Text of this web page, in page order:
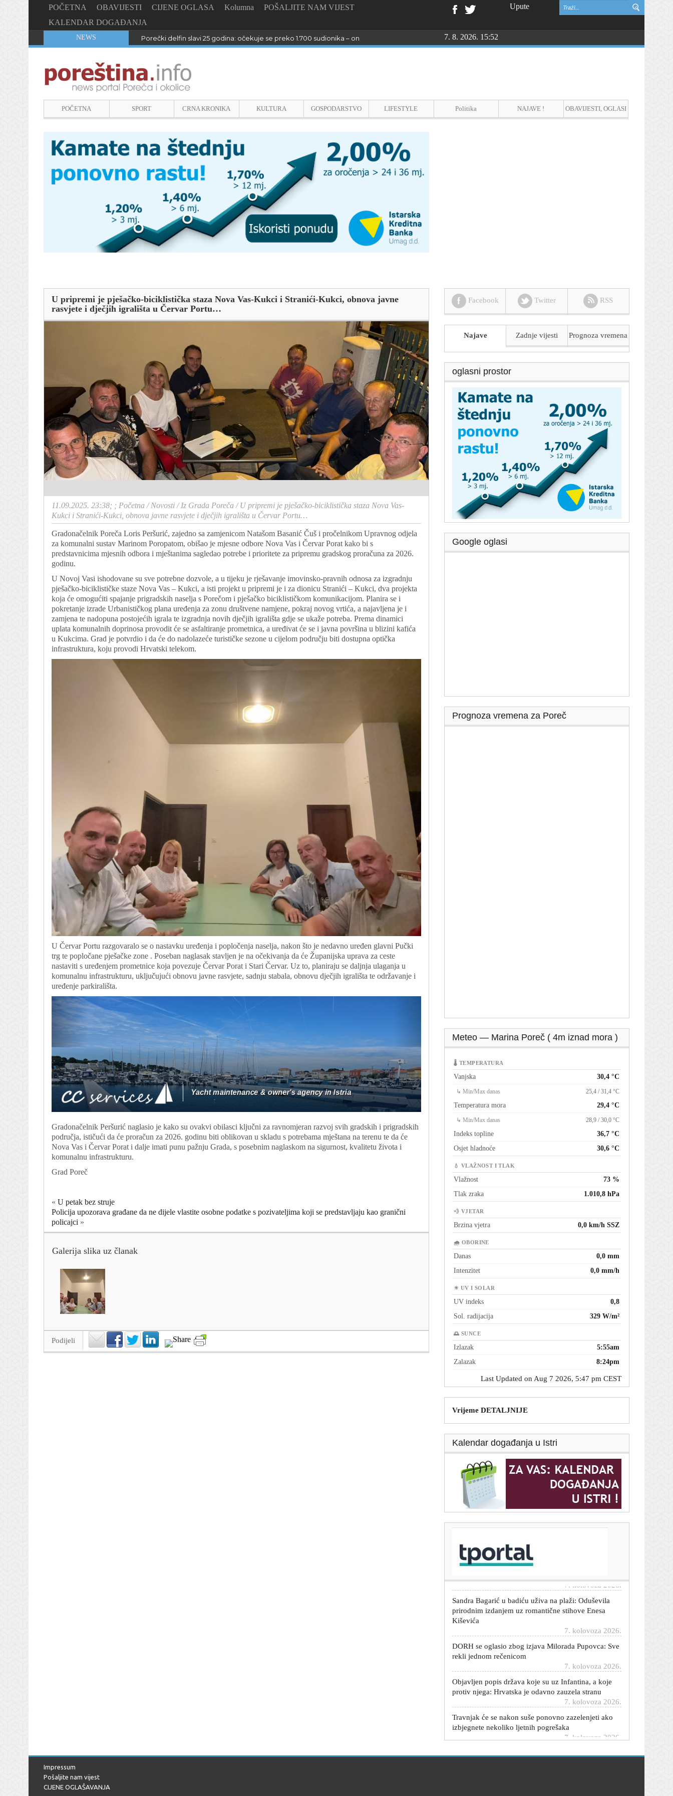
POČETNA OBAVIJESTI CIJENE OGLASA Kolumna
POŠALJITE NAM VIJEST
KALENDAR DOGAĐANJA
Upute
NEWS Porečki delfin slavi 25 godina: očekuje se preko 1.700 sudionika – online prijave do 26. kolovoza7. 8. 2026. 15:52
POČETNA SPORT CRNA KRONIKA KULTURA GOSPODARSTVO LIFESTYLE Politika NAJAVE ! OBAVIJESTI, OGLASI
U pripremi je pješačko-biciklistička staza Nova Vas-Kukci i Stranići-Kukci, obnova javne
rasvjete i dječjih igrališta u Červar Portu…
11.09.2025. 23:38; ; Početna /Novosti /Iz Grada Poreča /U pripremi je pješačko-biciklistička staza Nova Vas-
Kukci i Stranići-Kukci, obnova javne rasvjete i dječjih igrališta u Červar Portu…
Gradonačelnik Poreča Loris Peršurić, zajedno sa zamjenicom Natašom Basanić Čuš i pročelnikom Upravnog odjela
za komunalni sustav Marinom Poropatom, obišao je mjesne odbore Nova Vas i Červar Porat kako bi s
predstavnicima mjesnih odbora i mještanima sagledao potrebe i prioritete za pripremu gradskog proračuna za 2026.
godinu.
U Novoj Vasi ishodovane su sve potrebne dozvole, a u tijeku je rješavanje imovinsko-pravnih odnosa za izgradnju
pješačko-biciklističke staze Nova Vas – Kukci, a isti projekt u pripremi je i za dionicu Stranići – Kukci, dva projekta
koja će omogućiti spajanje prigradskih naselja s Porečom i pješačko biciklističkom komunikacijom. Planira se i
pokretanje izrade Urbanističkog plana uređenja za zonu društvene namjene, pokraj novog vrtića, a najavljena je i
zamjena te nadopuna postojećih igrala te izgradnja novih dječjih igrališta gdje se ukaže potreba. Prema dinamici
uplata komunalnih doprinosa provodit će se asfaltiranje prometnica, a uređivat će se i javna površina u blizini kafića
u Kukcima. Grad je potvrdio i da će do nadolazeće turističke sezone u cijelom području biti dostupna optička
infrastruktura, koju provodi Hrvatski telekom.
U Červar Portu razgovaralo se o nastavku uređenja i popločenja naselja, nakon što je nedavno uređen glavni Pučki
trg te popločane pješačke zone . Poseban naglasak stavljen je na očekivanja da će Županijska uprava za ceste
nastaviti s uređenjem prometnice koja povezuje Červar Porat i Stari Červar. Uz to, planiraju se daljnja ulaganja u
komunalnu infrastrukturu, uključujući obnovu javne rasvjete, sadnju stabala, obnovu dječjih igrališta te održavanje i
uređenje parkirališta.
Gradonačelnik Peršurić naglasio je kako su ovakvi obilasci ključni za ravnomjeran razvoj svih gradskih i prigradskih
područja, ističući da će proračun za 2026. godinu biti oblikovan u skladu s potrebama mještana na terenu te da će
Nova Vas i Červar Porat i dalje imati punu pažnju Grada, s posebnim naglaskom na sigurnost, kvalitetu života i
komunalnu infrastrukturu.
Grad Poreč
« U petak bez struje
Policija upozorava građane da ne dijele vlastite osobne podatke s pozivateljima koji se predstavljaju kao granični
policajci »
Galerija slika uz članak
Podijeli
Facebook Twitter RSS
Najave Zadnje vijesti Prognoza vremena
oglasni prostor
Google oglasi
Prognoza vremena za Poreč
Meteo — Marina Poreč ( 4m iznad mora )
🌡 TEMPERATURA
Vanjska 30,4 °C
↳ Min/Max danas 25,4 / 31,4 °C
Temperatura mora 29,4 °C
↳ Min/Max danas 28,9 / 30,0 °C
Indeks topline
36,7 °C
Osjet hladnoće
30,6 °C
💧 VLAŽNOST I TLAK
Vlažnost
73 %
Tlak zraka
1.010,8 hPa
💨 VJETAR
Brzina vjetra 0,0 km/h SSZ
🌧 OBORINE
Danas
0,0 mm
Intenzitet
0,0 mm/h
☀ UV I SOLAR
UV indeks
0,8
Sol. radijacija
329 W/m²
🌅 SUNCE
Izlazak
5:55am
Zalazak
8:24pm
Last Updated on Aug 7 2026, 5:47 pm CEST
Vrijeme DETALJNIJE
Kalendar događanja u Istri
T-portal.hr
Srpski policajci zaustavili kamion sa skrivenim
eksplozivom: Rusija je imala jeziv plan
Sandra Bagarić u badiću uživa na plaži: Oduševila
prirodnim izdanjem uz romantične stihove Enesa
Kiševića
7. kolovoza 2026.
DORH se oglasio zbog izjava Milorada Pupovca: Sve
rekli jednom rečenicom
7. kolovoza 2026.
Objavljen popis država koje su uz Infantina, a koje
protiv njega: Hrvatska je odavno zauzela stranu
7. kolovoza 2026.
Travnjak će se nakon suše ponovno zazelenjeti ako
izbjegnete nekoliko ljetnih pogrešaka
7. kolovoza 2026.
Posebna regulacija prometa tijekom Sinjske alke:
Impressum
Pošaljite nam vijest
CIJENE OGLAŠAVANJA